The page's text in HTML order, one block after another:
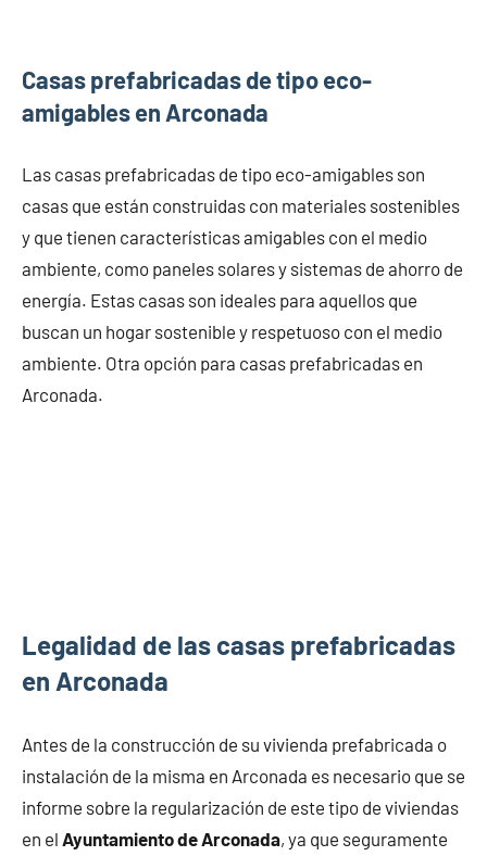
Casas prefabricadas de tipo eco-
amigables en Arconada
Las casas prefabricadas de tipo eco-amigables son
casas que están construidas con materiales sostenibles
y que tienen características amigables con el medio
ambiente, como paneles solares y sistemas de ahorro de
energía. Estas casas son ideales para aquellos que
buscan un hogar sostenible y respetuoso con el medio
ambiente. Otra opción para casas prefabricadas en
Arconada.
Legalidad de las casas prefabricadas
en Arconada
Antes de la construcción de su vivienda prefabricada o
instalación de la misma en Arconada es necesario que se
informe sobre la regularización de este tipo de viviendas
en el Ayuntamiento de Arconada, ya que seguramente